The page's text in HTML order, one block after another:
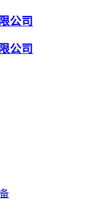
公司
公司